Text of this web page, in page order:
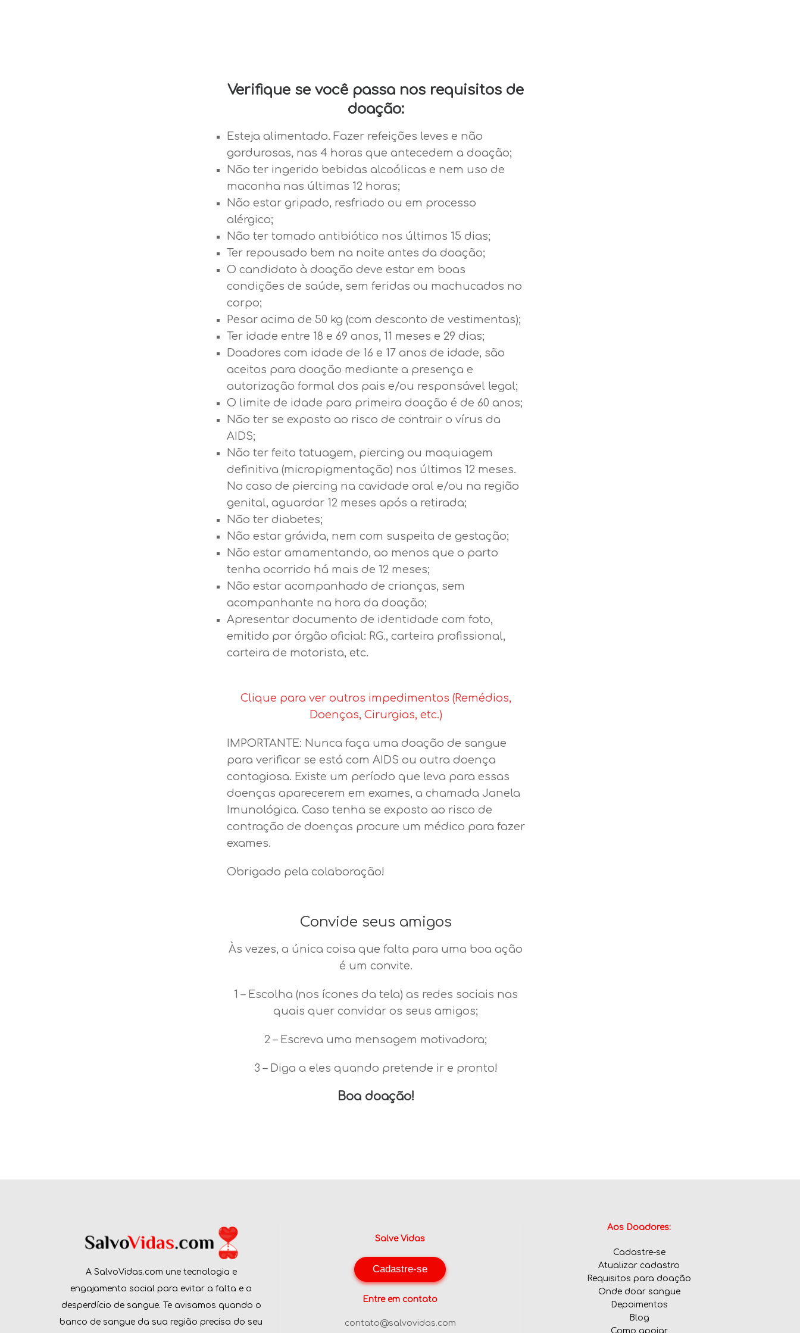
Verifique se você passa nos requisitos de
doação:
Esteja alimentado. Fazer refeições leves e não
gordurosas, nas 4 horas que antecedem a doação;
Não ter ingerido bebidas alcoólicas e nem uso de
maconha nas últimas 12 horas;
Não estar gripado, resfriado ou em processo
alérgico;
Não ter tomado antibiótico nos últimos 15 dias;
Ter repousado bem na noite antes da doação;
O candidato à doação deve estar em boas
condições de saúde, sem feridas ou machucados no
corpo;
Pesar acima de 50 kg (com desconto de vestimentas);
Ter idade entre 18 e 69 anos, 11 meses e 29 dias;
Doadores com idade de 16 e 17 anos de idade, são
aceitos para doação mediante a presença e
autorização formal dos pais e/ou responsável legal;
O limite de idade para primeira doação é de 60 anos;
Não ter se exposto ao risco de contrair o vírus da
AIDS;
Não ter feito tatuagem, piercing ou maquiagem
definitiva (micropigmentação) nos últimos 12 meses.
No caso de piercing na cavidade oral e/ou na região
genital, aguardar 12 meses após a retirada;
Não ter diabetes;
Não estar grávida, nem com suspeita de gestação;
Não estar amamentando, ao menos que o parto
tenha ocorrido há mais de 12 meses;
Não estar acompanhado de crianças, sem
acompanhante na hora da doação;
Apresentar documento de identidade com foto,
emitido por órgão oficial: RG., carteira profissional,
carteira de motorista, etc.
Clique para ver outros impedimentos (Remédios,
Doenças, Cirurgias, etc.)
IMPORTANTE: Nunca faça uma doação de sangue
para verificar se está com AIDS ou outra doença
contagiosa. Existe um período que leva para essas
doenças aparecerem em exames, a chamada Janela
Imunológica. Caso tenha se exposto ao risco de
contração de doenças procure um médico para fazer
exames.
Obrigado pela colaboração!
Convide seus amigos
Às vezes, a única coisa que falta para uma boa ação
é um convite.
1 – Escolha (nos ícones da tela) as redes sociais nas
quais quer convidar os seus amigos;
2 – Escreva uma mensagem motivadora;
3 – Diga a eles quando pretende ir e pronto!
Boa doação!
A SalvoVidas.com une tecnologia e
engajamento social para evitar a falta e o
desperdício de sangue. Te avisamos quando o
banco de sangue da sua região precisa do seu
Salve Vidas
Cadastre-se
Entre em contato
contato@salvovidas.com
Aos Doadores:
Cadastre-se
Atualizar cadastro
Requisitos para doação
Onde doar sangue
Depoimentos
Blog
Como apoiar